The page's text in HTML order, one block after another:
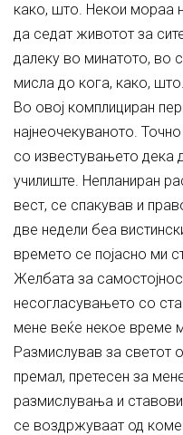
како, што. Некои мораа
да седат животот за
далеку во минатото, во
мисла до кога, како, што.
Во овој комплициран
најнеочекуваното.
со известувањето дека
училиште. Непланиран
вест, се спакував и
две недели беа
времето се појасно ми
Желбата за
несогласувањето со
мене веќе некое време
Размислував за светот
премал, претесен за
размислувања и
се воздржуваат од